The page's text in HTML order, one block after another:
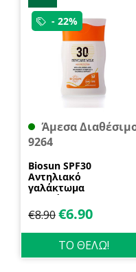
- 22%
Άμεσα
9264
Biosun SPF30
Αντηλιακό
γαλάκτωμα
προσώπου και
σώματος 70ml
Biosanto
€8.90€6.90
ΤΟ ΘΕΛΩ!